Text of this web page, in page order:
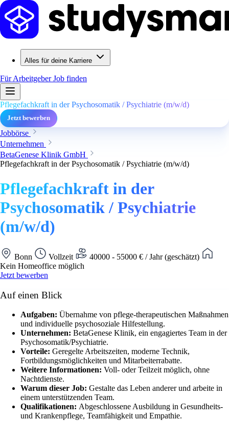
Alles für deine Karriere
Für ArbeitgeberJob finden
Pflegefachkraft in der Psychosomatik / Psychiatrie (m/w/d)
Jetzt bewerben
Jobbörse
Unternehmen
BetaGenese Klinik GmbH
Pflegefachkraft in der Psychosomatik / Psychiatrie (m/w/d)
Pflegefachkraft in der
Psychosomatik / Psychiatrie
(m/w/d)
Bonn Vollzeit
40000 - 55000 € / Jahr (geschätzt)
Kein Homeoffice möglich
Jetzt bewerben
Auf einen Blick
Aufgaben: Übernahme von pflege-therapeutischen Maßnahmen
und individuelle psychosoziale Hilfestellung.
Unternehmen: BetaGenese Klinik, ein engagiertes Team in der
Psychosomatik/Psychiatrie.
Vorteile: Geregelte Arbeitszeiten, moderne Technik,
Fortbildungsmöglichkeiten und Mitarbeiterrabatte.
Weitere Informationen: Voll- oder Teilzeit möglich, ohne
Nachtdienste.
Warum dieser Job: Gestalte das Leben anderer und arbeite in
einem unterstützenden Team.
Qualifikationen: Abgeschlossene Ausbildung in Gesundheits-
und Krankenpflege, Teamfähigkeit und Empathie.